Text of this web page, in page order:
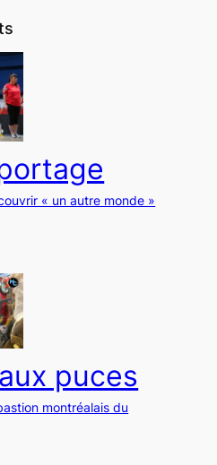
« un autre monde »
puces
montréalais du